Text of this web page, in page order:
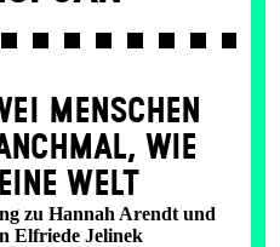
MENSCHEN
WIE
WELT
zu Hannah Arendt und
Elfriede Jelinek